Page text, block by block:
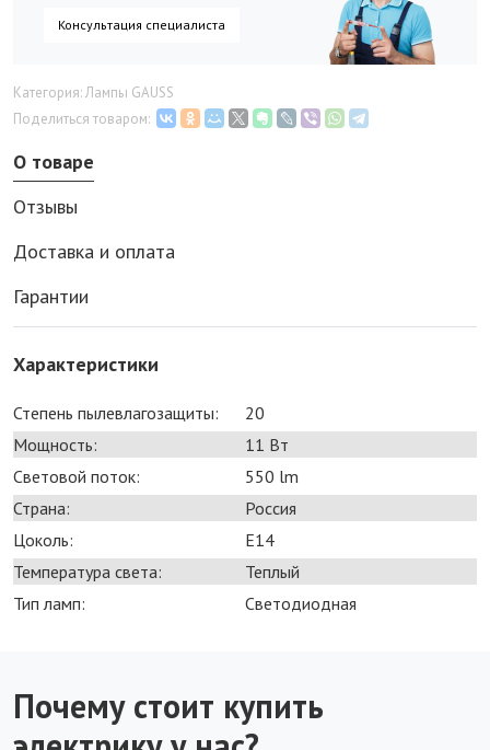
Консультация специалиста
Категория: Лампы GAUSS
Поделиться товаром:
О товаре
Отзывы
Доставка и оплата
Гарантии
Характеристики
Степень пылевлагозащиты:
20
Мощность:
11 Bт
Световой поток:
550 lm
Страна:
Россия
Цоколь:
E14
Температура света:
Теплый
Тип ламп:
Светодиодная
Почему стоит купить